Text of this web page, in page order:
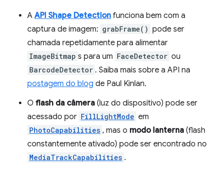
AAPI Shape Detection funciona bem com a
captura de imagem: grabFrame() pode ser
chamada repetidamente para alimentar
ImageBitmap s para um FaceDetector ou
BarcodeDetector . Saiba mais sobre a API na
postagem do blog de Paul Kinlan.
O flash da câmera (luz do dispositivo) pode ser
acessado por FillLightMode em
PhotoCapabilities , mas o modo lanterna (flash
constantemente ativado) pode ser encontrado no
MediaTrackCapabilities .